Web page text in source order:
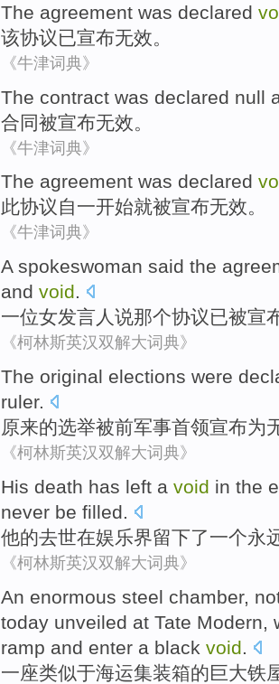
The agreement was declared
该协议已宣布无效。
《牛津词典》
The contract was declared null
合同被宣布无效 。
《牛津词典》
The agreement was declared
此协议 自一开始就被宣布无效。
《牛津词典》
A spokeswoman said the
and void.
一位女发言人 说那个协议已被宣
《柯林斯英汉双解大词典》
The original elections were
ruler.
原来的选举被前军事首领宣布为
《柯林斯英汉双解大词典》
His death has left a void in the
never be filled.
他的去世在娱乐界留下了一个永
《柯林斯英汉双解大词典》
An enormous steel chamber,
today unveiled at Tate Modern
ramp and enter a black void
一座类似于海运集装箱的巨大铁